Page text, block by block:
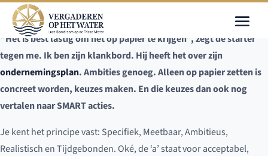
“Het is best lastig om het op papier te krijgen”, zegt de starter
tegen me. Ik ben zijn klankbord. Hij heeft het over zijn
ondernemingsplan. Ambities genoeg. Alleen op papier zetten is
concreet worden, keuzes maken. En die keuzes dan ook nog
vertalen naar SMART acties.
Je kent het principe vast: Specifiek, Meetbaar, Ambitieus,
Realistisch en Tijdgebonden. Oké, de ‘a’ staat voor acceptabel,